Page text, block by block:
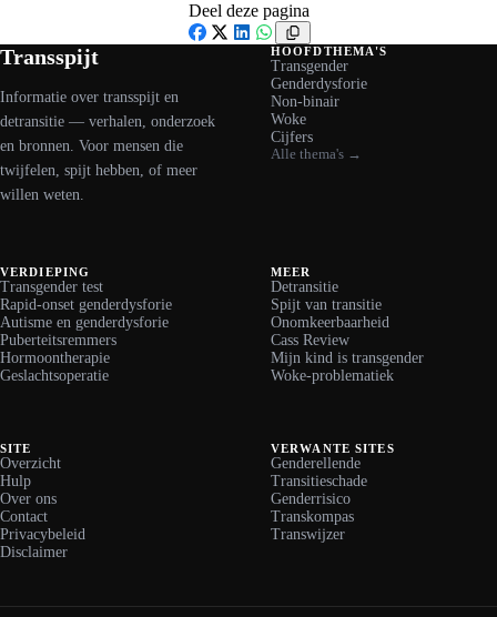
Deel deze pagina
LinkedIn
WhatsApp
Transspijt
Informatie over transspijt en
detransitie — verhalen, onderzoek
en bronnen. Voor mensen die
twijfelen, spijt hebben, of meer
willen weten.
HOOFDTHEMA'S
Transgender
Genderdysforie
Non-binair
Woke
Cijfers
Alle thema's →
VERDIEPING
Transgender test
Rapid-onset genderdysforie
Autisme en genderdysforie
Puberteitsremmers
Hormoontherapie
Geslachtsoperatie
MEER
Detransitie
Spijt van transitie
Onomkeerbaarheid
Cass Review
Mijn kind is transgender
Woke-problematiek
SITE
Overzicht
Hulp
Over ons
Contact
Privacybeleid
Disclaimer
VERWANTE SITES
Genderellende
Transitieschade
Genderrisico
Transkompas
Transwijzer